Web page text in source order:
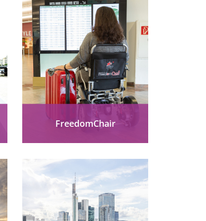
FreedomChair
innovative Medizinprodukte
& Elektro-Rollstühle in der
DACH-Region.